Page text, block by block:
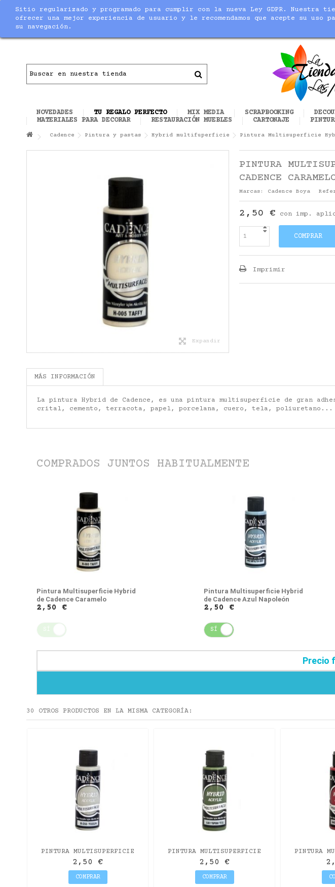
Notice : Undefined index: max_amount in/home/nuevaltm/public_html/modules/
Sitio regularizado y programado para cumplir con la nueva Ley GDPR. Nuestra
ofrecer una mejor experiencia de usuario y le recomendamos que acepte su uso
su navegación.
Contacto
NOVEDADES TU REGALO PERFECTO MIX MEDIA SCRAPBOOKING
MATERIALES PARA DECORAR
RESTAURACIÓN MUEBLES CARTONAJE
Cadence Pintura y pastas Hybrid multifuperficie Pintura Multisuperficie
Expandir
PINTURA
CADENCE
Marcas: Cadence Boya
2,50 € con imp.
COMPRAR
Imprimir
MÁS INFORMACIÓN
La pintura Hybrid de Cadence, es una pintura multisuperficie de gran
crital, cemento, terracota, papel, porcelana, cuero, tela, poliuretano...
COMPRADOS JUNTOS HABITUALMENTE
Pintura Multisuperficie Hybrid
de Cadence Caramelo
2,50 €
SÍ
Pintura Multisuperficie Hybrid
de Cadence Azul Napoleón
2,50 €
SÍ
Precio
30 OTROS PRODUCTOS EN LA MISMA CATEGORÍA:
PINTURA MULTISUPERFICIE
HYBRID DE CADENCE MUSGO
2,50 €
COMPRAR
PINTURA MULTISUPERFICIE
HYBRID DE CADENCE VERDE
HOJA
2,50 €
COMPRAR
PINTURA
HYBRID DE